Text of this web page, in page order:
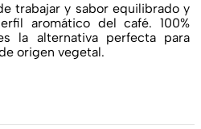
trabajar y sabor equilibrado y
aromático del café. 100%
la alternativa perfecta para
origen vegetal.